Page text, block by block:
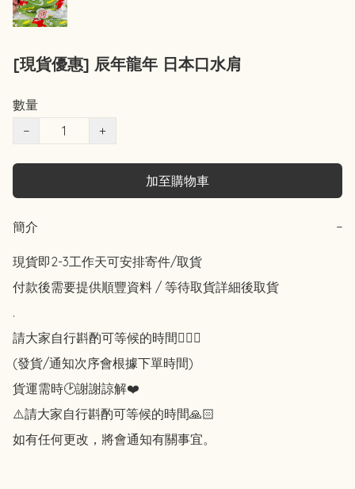
[現貨優惠] 辰年龍年 日本口水肩
數量
−
+
加至購物車
簡介 −
現貨即2-3工作天可安排寄件/取貨
付款後需要提供順豐資料 / 等待取貨詳細後取貨
.
請大家自行斟酌可等候的時間🙇🏻‍♀️
(發貨/通知次序會根據下單時間)
貨運需時🕑謝謝諒解❤️
⚠️請大家自行斟酌可等候的時間🙏🏻
如有任何更改，將會通知有關事宜。